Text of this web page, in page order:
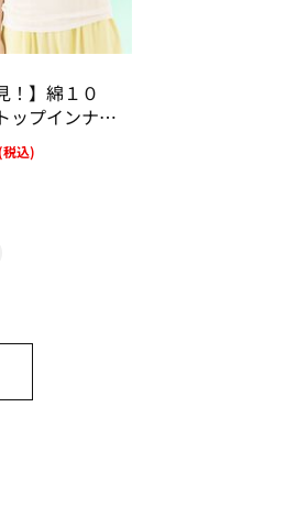
！】綿１０
ップインナー
(税込)